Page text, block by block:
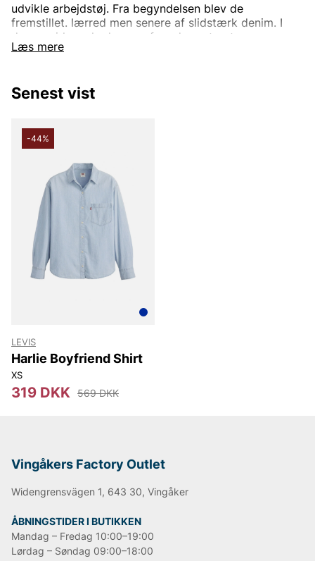
Læs mere
udvikle arbejdstøj. Fra begyndelsen blev de
fremstillet. lærred men senere af slidstærk denim. I
dag er virksomheden en af verdens største
tøjvirksomheder.
er Levi’s Det bruges til tøj verden rundt. Oprindeligt var
Levi's kun et produktnavn på de
diverse andre beklædningsgenstande og tilbehør. Den
mest kendte jeansmodel er
Informationen er hentet fra Wikipedia.
Andre populære mærker:
NN07
Senest vist
-44%
LEVIS
Harlie Boyfriend Shirt
XS
319 DKK 569 DKK
Vingåkers Factory Outlet
Widengrensvägen 1, 643 30, Vingåker
ÅBNINGSTIDER I BUTIKKEN
Mandag – Fredag 10:00–19:00
Lørdag – Søndag 09:00–18:00